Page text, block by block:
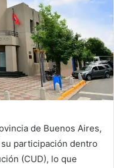
de Buenos Aires,
participación dentro
(CUD), lo que